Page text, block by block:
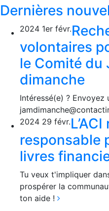
Dernières
2024 1er févr.
volontaires
le Comité du
dimanche
Intéressé(e) ? Envoyez
2024 29 févr.
responsable
livres
Tu veux t'impliquer
prospérer la
ton aide !